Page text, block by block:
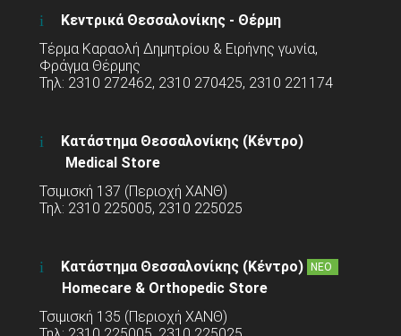
Κεντρικά Θεσσαλονίκης - Θέρμη
Τέρμα Καραολή Δημητρίου & Ειρήνης γωνία,
Φράγμα Θέρμης
Τηλ: 2310 272462, 2310 270425, 2310 221174
Κατάστημα Θεσσαλονίκης (Κέντρο)
Medical Store
Τσιμισκή 137 (Περιοχή ΧΑΝΘ)
Τηλ: 2310 225005, 2310 225025
Κατάστημα Θεσσαλονίκης (Κέντρο) ΝΕΟ
Homecare & Orthopedic Store
Τσιμισκή 135 (Περιοχή ΧΑΝΘ)